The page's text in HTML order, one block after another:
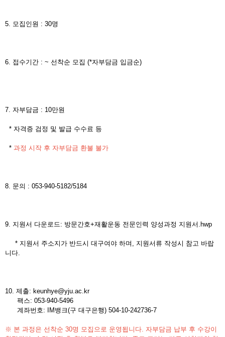
5. 모집인원 : 30명
6. 접수기간 : ~ 선착순 모집 (*자부담금 입금순)
7. 자부담금 : 10만원
* 자격증 검정 및 발급 수수료 등
* 과정 시작 후 자부담금 환불 불가
8. 문의 : 053-940-5182/5184
9. 지원서 다운로드: 방문간호+재활운동 전문인력 양성과정 지원서.hwp
* 지원서 주소지가 반드시 대구여야 하며, 지원서류 작성시 참고 바랍
니다.
10. 제출: keunhye@yju.ac.kr
팩스: 053-940-5496
계좌번호: IM뱅크(구 대구은행) 504-10-242736-7
※ 본 과정은 선착순 30명 모집으로 운영됩니다. 자부담금 납부 후 수강이